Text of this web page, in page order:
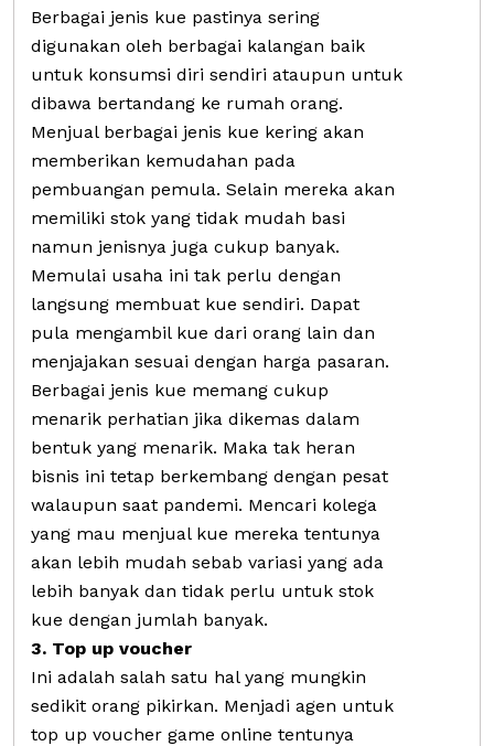
Berbagai jenis kue pastinya sering
digunakan oleh berbagai kalangan baik
untuk konsumsi diri sendiri ataupun untuk
dibawa bertandang ke rumah orang.
Menjual berbagai jenis kue kering akan
memberikan kemudahan pada
pembuangan pemula. Selain mereka akan
memiliki stok yang tidak mudah basi
namun jenisnya juga cukup banyak.
Memulai usaha ini tak perlu dengan
langsung membuat kue sendiri. Dapat
pula mengambil kue dari orang lain dan
menjajakan sesuai dengan harga pasaran.
Berbagai jenis kue memang cukup
menarik perhatian jika dikemas dalam
bentuk yang menarik. Maka tak heran
bisnis ini tetap berkembang dengan pesat
walaupun saat pandemi. Mencari kolega
yang mau menjual kue mereka tentunya
akan lebih mudah sebab variasi yang ada
lebih banyak dan tidak perlu untuk stok
kue dengan jumlah banyak.
3. Top up voucher
Ini adalah salah satu hal yang mungkin
sedikit orang pikirkan. Menjadi agen untuk
top up voucher game online tentunya